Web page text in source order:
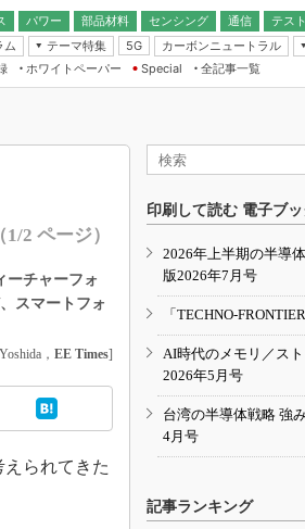
パワー 部品材料 センシング
通信
無線
テス
ム
テーマ特集
5G カーボンニュートラル
IoT・エッジコンピューティング
EXPO
TECHNO-FRONTIER
人とくるま展
ホワイトペーパー
Special
全記事一覧
（1/2 ページ）
ーチャーフォ
スマートフォ
， EE Times]
られてきた
印刷して読む 電子ブ
2026年上半期の半導
版2026年7月号
「TECHNO-
AI時代のメモリ／ス
2026年5月号
台湾の半導体戦略 強
4月号
記事ランキング